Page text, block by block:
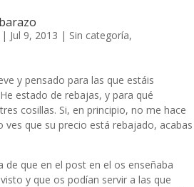
| Jul 9, 2013 | Sin categoría,
y pensado para las que estáis
estado de rebajas, y para qué
cosillas. Si, en principio, no me hace
que su precio está rebajado, acabas
de que en el post en el os enseñaba
y que os podían servir a las que